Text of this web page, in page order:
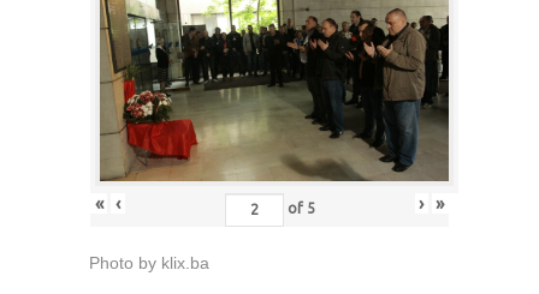
« ‹ of 5 › »
Photo by klix.ba